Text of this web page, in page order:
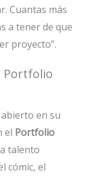
Cuantas más
a tener de que
proyecto”.
Portfolio
en su
el Portfolio
talento
cómic, el